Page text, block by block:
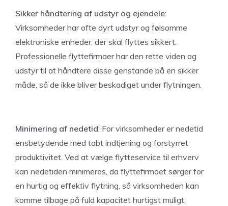
Sikker håndtering af udstyr og ejendele:
Virksomheder har ofte dyrt udstyr og følsomme
elektroniske enheder, der skal flyttes sikkert.
Professionelle flyttefirmaer har den rette viden og
udstyr til at håndtere disse genstande på en sikker
måde, så de ikke bliver beskadiget under flytningen.
Minimering af nedetid: For virksomheder er nedetid
ensbetydende med tabt indtjening og forstyrret
produktivitet. Ved at vælge flytteservice til erhverv
kan nedetiden minimeres, da flyttefirmaet sørger for
en hurtig og effektiv flytning, så virksomheden kan
komme tilbage på fuld kapacitet hurtigst muligt.